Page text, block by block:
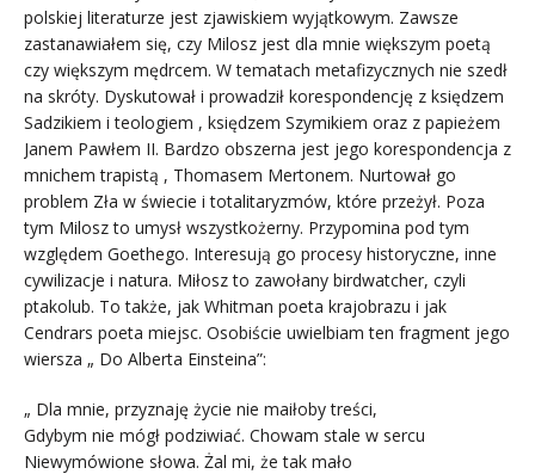
polskiej literaturze jest zjawiskiem wyjątkowym. Zawsze
zastanawiałem się, czy Milosz jest dla mnie większym poetą
czy większym mędrcem. W tematach metafizycznych nie szedł
na skróty. Dyskutował i prowadził korespondencję z księdzem
Sadzikiem i teologiem , księdzem Szymikiem oraz z papieżem
Janem Pawłem II. Bardzo obszerna jest jego korespondencja z
mnichem trapistą , Thomasem Mertonem. Nurtował go
problem Zła w świecie i totalitaryzmów, które przeżył. Poza
tym Milosz to umysł wszystkożerny. Przypomina pod tym
względem Goethego. Interesują go procesy historyczne, inne
cywilizacje i natura. Miłosz to zawołany birdwatcher, czyli
ptakolub. To także, jak Whitman poeta krajobrazu i jak
Cendrars poeta miejsc. Osobiście uwielbiam ten fragment jego
wiersza „ Do Alberta Einsteina”:
„ Dla mnie, przyznaję życie nie maiłoby treści,
Gdybym nie mógł podziwiać. Chowam stale w sercu
Niewymówione słowa. Żal mi, że tak mało